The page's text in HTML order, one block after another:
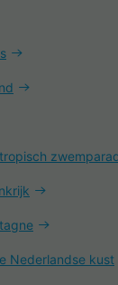
Nederlandse kust